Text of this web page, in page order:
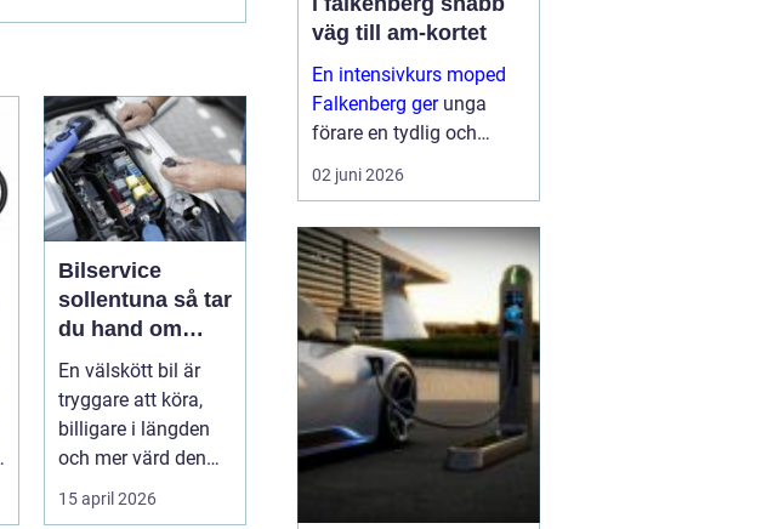
Bilservice
sollentuna så tar
du hand om
bilen på rätt sätt
En välskött bil är
tryggare att köra,
billigare i längden
och mer värd den
dag den ska säljas.
Många...
15 april 2026
väg till am-kortet
En intensivkurs moped
Falkenberg gerunga
förare en tydlig och
fokuserad väg mot AM-
körkortet. I stället för att
över flera månader
samlas teori och
praktiska moment under
ett...
02 juni 2026